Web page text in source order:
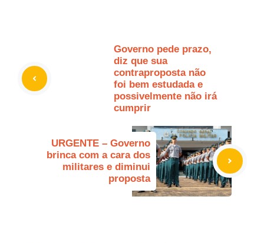
Governo pede prazo,
diz que sua
contraproposta não
foi bem estudada e
possivelmente não irá
cumprir
URGENTE – Governo
brinca com a cara dos
militares e diminui
proposta